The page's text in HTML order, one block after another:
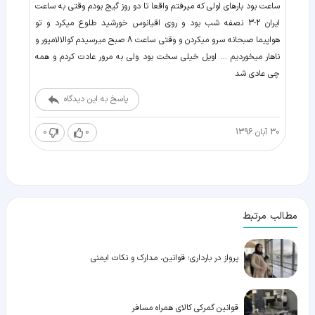
ساعت بود بارهای اولی که میرفتم واقعا تا دو روز گیج بودم وقتی به ساعت
ایران 2-3 نصفه شب بود و روی اقیانوس خورشید طلوع میکرد و تو
هواپیما صبحانه سرو میکردن و وقتی ساعت 8 صبح میرسیدم کوالالامپور و
ناهار میخوردیم ... اویل خیلی سخت بود ولی به مرور عادت کردم و همه
چی عادی شد
پاسخ به این دیدگاه
30 آبان 1396 0
0
مطالب مرتبط
پرواز در بارداری؛ قوانین، مدارک و نکات ایمنی
قوانین گمرکی کالای همراه مسافر